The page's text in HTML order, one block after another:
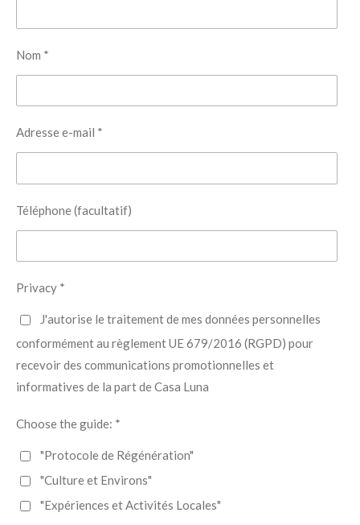
Nom *
Adresse e-mail *
Téléphone (facultatif)
Privacy *
J'autorise le traitement de mes données personnelles
conformément au règlement UE 679/2016 (RGPD) pour
recevoir des communications promotionnelles et
informatives de la part de Casa Luna
Choose the guide: *
"Protocole de Régénération"
"Culture et Environs"
"Expériences et Activités Locales"